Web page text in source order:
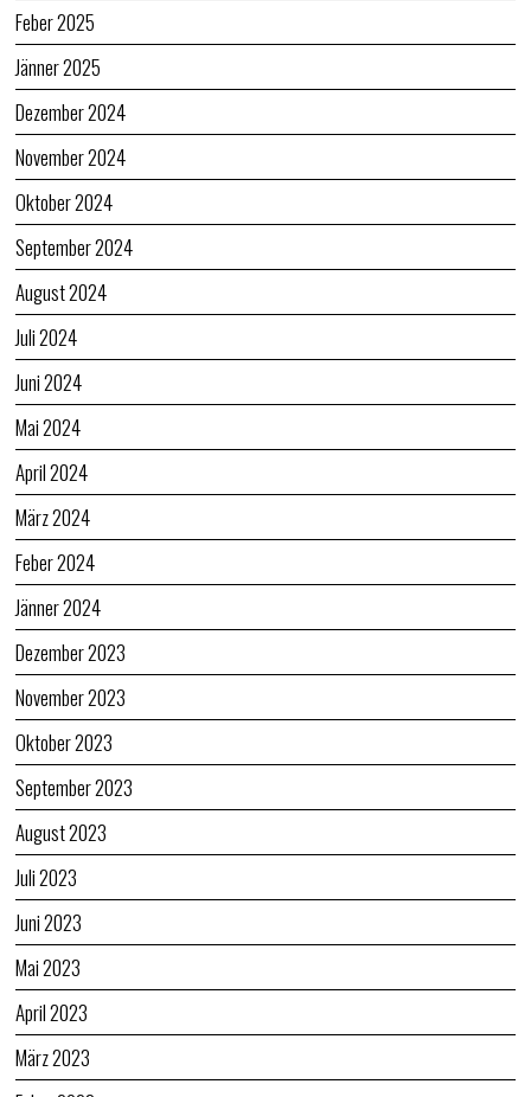
Feber 2025
Jänner 2025
Dezember 2024
November 2024
Oktober 2024
September 2024
August 2024
Juli 2024
Juni 2024
Mai 2024
April 2024
März 2024
Feber 2024
Jänner 2024
Dezember 2023
November 2023
Oktober 2023
September 2023
August 2023
Juli 2023
Juni 2023
Mai 2023
April 2023
März 2023